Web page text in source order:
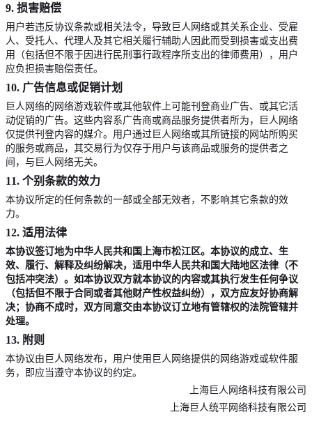
9.损害赔偿
用户若违反协议条款或相关法令，导致巨人网络或其关系企业、受雇
人、受托人、代理人及其它相关履行辅助人因此而受到损害或支出费
用（包括但不限于因进行民刑事行政程序所支出的律师费用），用户
应负担损害赔偿责任。
10. 广告信息或促销计划
巨人网络的网络游戏软件或其他软件上可能刊登商业广告、或其它活
动促销的广告。这些内容系广告商或商品服务提供者所为，
巨人网络
仅提供刊登内容的媒介。用户通过巨人网络或其所链接的网站所购买
的服务或商品，其交易行为仅存于用户与该商品或服务的提供者之
间，与巨人网络无关。
11.个别条款的效力
本协议所定的任何条款的一部或全部无效者，不影响其它条款的效
力。
12.适用法律
本协议签订地为中华人民共和国上海市松江区。本协议的成立、生
效、履行、解释及纠纷解决，适用中华人民共和国大陆地区法律（不
包括冲突法）。如本协议双方就本协议的内容或其执行发生任何争议
（包括但不限于合同或者其他财产性权益纠纷），双方应友好协商解
决；协商不成时，双方同意交由本协议订立地有管辖权的法院管辖并
处理。
13. 附则
本协议由巨人网络发布，用户使用巨人网络提供的网络游戏或软件服
务，即应当遵守本协议的约定。
上海巨人网络科技有限公司
上海巨人统平网络科技有限公司